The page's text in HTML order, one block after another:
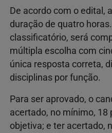
De acordo com o edital,
duração de quatro
classificatório, será
múltipla escolha com
única resposta correta,
disciplinas por função.
Para ser aprovado, o
acertado, no mínimo, 18
objetiva; e ter acertado,